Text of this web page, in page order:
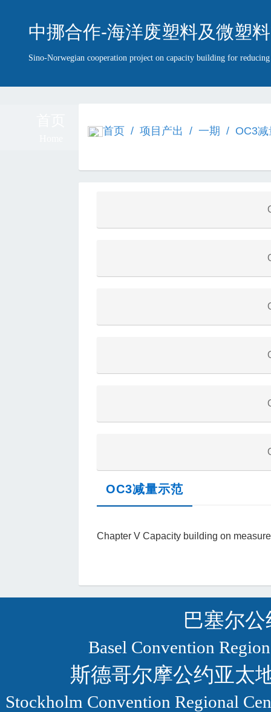
中挪合作-海洋废塑料及微塑
Sino-Norwegian cooperation project on capacity building for
Introduction Team
首页 / 项目产出 / 一期 / OC3
OC3减量示范
Chapter V Capacity building on
巴塞尔
Basel Convention
斯德哥尔摩公约亚太
Stockholm Convention Regional